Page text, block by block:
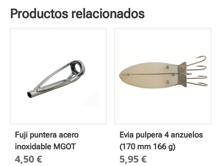
Productos relacionados
Fuji puntera acero
inoxidable MGOT
4,50€
Evia pulpera 4 anzuelos
(170 mm 166 g)
5,95€